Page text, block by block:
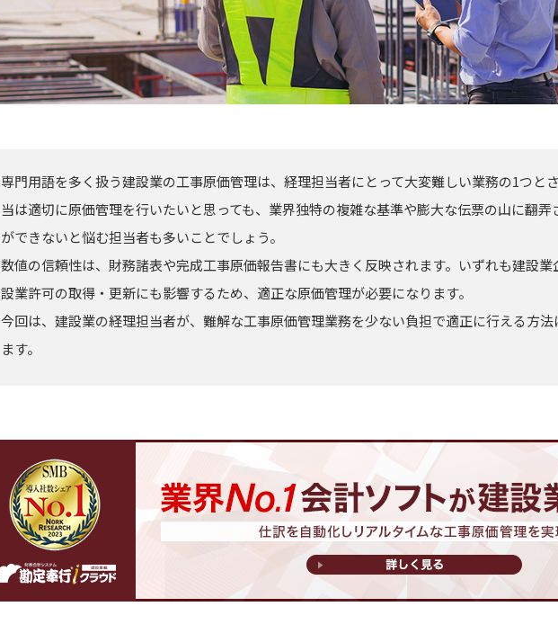
専門用語を多く扱う建設業の工事原価管理は、経理担当者にとって大変難しい業務の1つと
当は適切に原価管理を行いたいと思っても、業界独特の複雑な基準や膨大な伝票の山に翻弄
ができないと悩む担当者も多いことでしょう。
数値の信頼性は、財務諸表や完成工事原価報告書にも大きく反映されます。いずれも建設業
設業許可の取得・更新にも影響するため、適正な原価管理が必要になります。
今回は、建設業の経理担当者が、難解な工事原価管理業務を少ない負担で適正に行える方
ます。